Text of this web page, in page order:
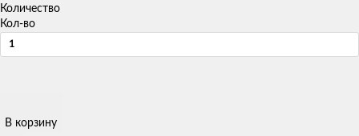
Количество
Кол-во
В корзину